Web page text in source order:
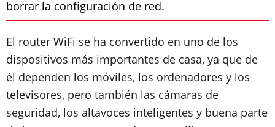
borrar la configuración de red.
El router WiFi se ha convertido en uno de los
dispositivos más importantes de casa, ya que de
él dependen los móviles, los ordenadores y los
televisores, pero también las cámaras de
seguridad, los altavoces inteligentes y buena parte